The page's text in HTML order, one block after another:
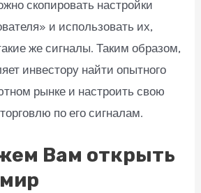
скопировать настройки
и использовать их,
же сигналы. Таким образом,
инвестору найти опытного
рынке и настроить свою
по его сигналам.
Вам открыть